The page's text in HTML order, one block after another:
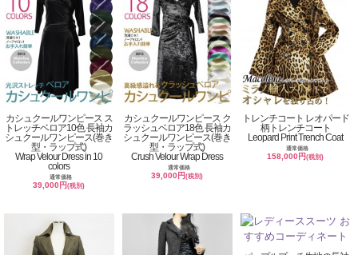
カシュクールワンピース ス
トレッチベロア10色 長袖カ
シュクールワンピース(巻き
型・ラップ式)
Wrap Velour Dress in 10
colors
通常価格
39,000円(税別)
カシュクールワンピース ク
ラッシュベロア18色 長袖カ
シュクールワンピース(巻き
型・ラップ式)
Crush Velour Wrap Dress
通常価格
39,000円(税別)
トレンチコート レオパード
柄トレンチコート
Leopard Print Trench Coat
通常価格
158,000円(税別)